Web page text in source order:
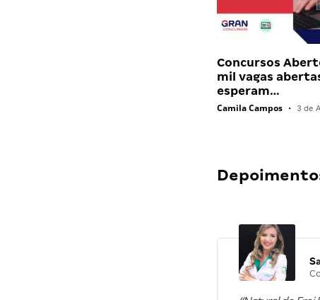
Concursos
mil vagas
esperam…
Camila Campos • 3 de